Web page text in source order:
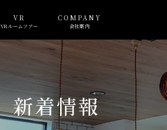
VR
VRルームツアー
COMPANY
会社案内
新着情報